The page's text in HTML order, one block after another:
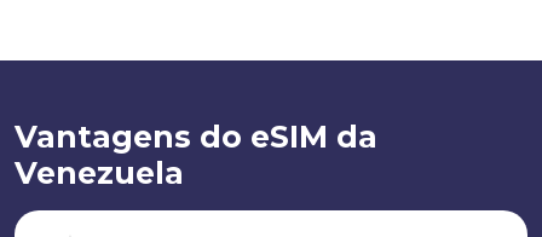
Vantagens do eSIM da
Venezuela